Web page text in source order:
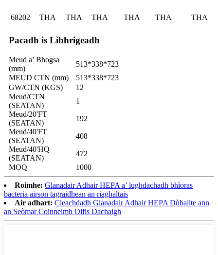
68202 THA THA THA THA THA THA
Pacadh is Lìbhrigeadh
Meud a’ Bhogsa
(mm)
513*338*723
MEUD CTN (mm)
513*338*723
GW/CTN (KGS)
12
Meud/CTN
(SEATAN)
1
Meud/20'FT
(SEATAN)
192
Meud/40'FT
(SEATAN)
408
Meud/40'HQ
(SEATAN)
472
MOQ
1000
Roimhe: Glanadair Adhair HEPA a’ lughdachadh bhìoras
bacteria airson tagraidhean an riaghaltais
Air adhart: Cleachdadh Glanadair Adhair HEPA Dùbailte ann
an Seòmar Coinneimh Oifis Dachaigh